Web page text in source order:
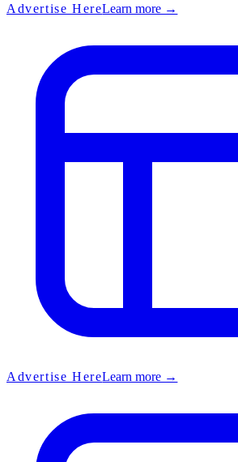
Advertise HereLearn more →
Advertise HereLearn more →